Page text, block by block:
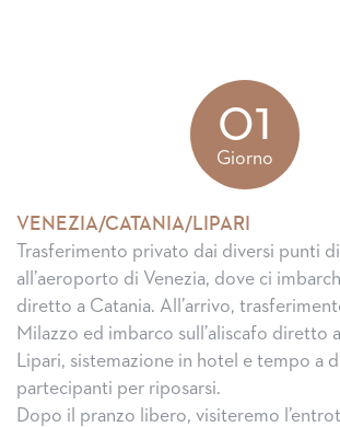
01
Giorno
VENEZIA/CATANIA/LIPARI
Trasferimento privato dai diversi punti
all’aeroporto di Venezia, dove ci
diretto a Catania. All’arrivo,
Milazzo ed imbarco sull’aliscafo diretto
Lipari, sistemazione in hotel e tempo a
partecipanti per riposarsi.
Dopo il pranzo libero, visiteremo